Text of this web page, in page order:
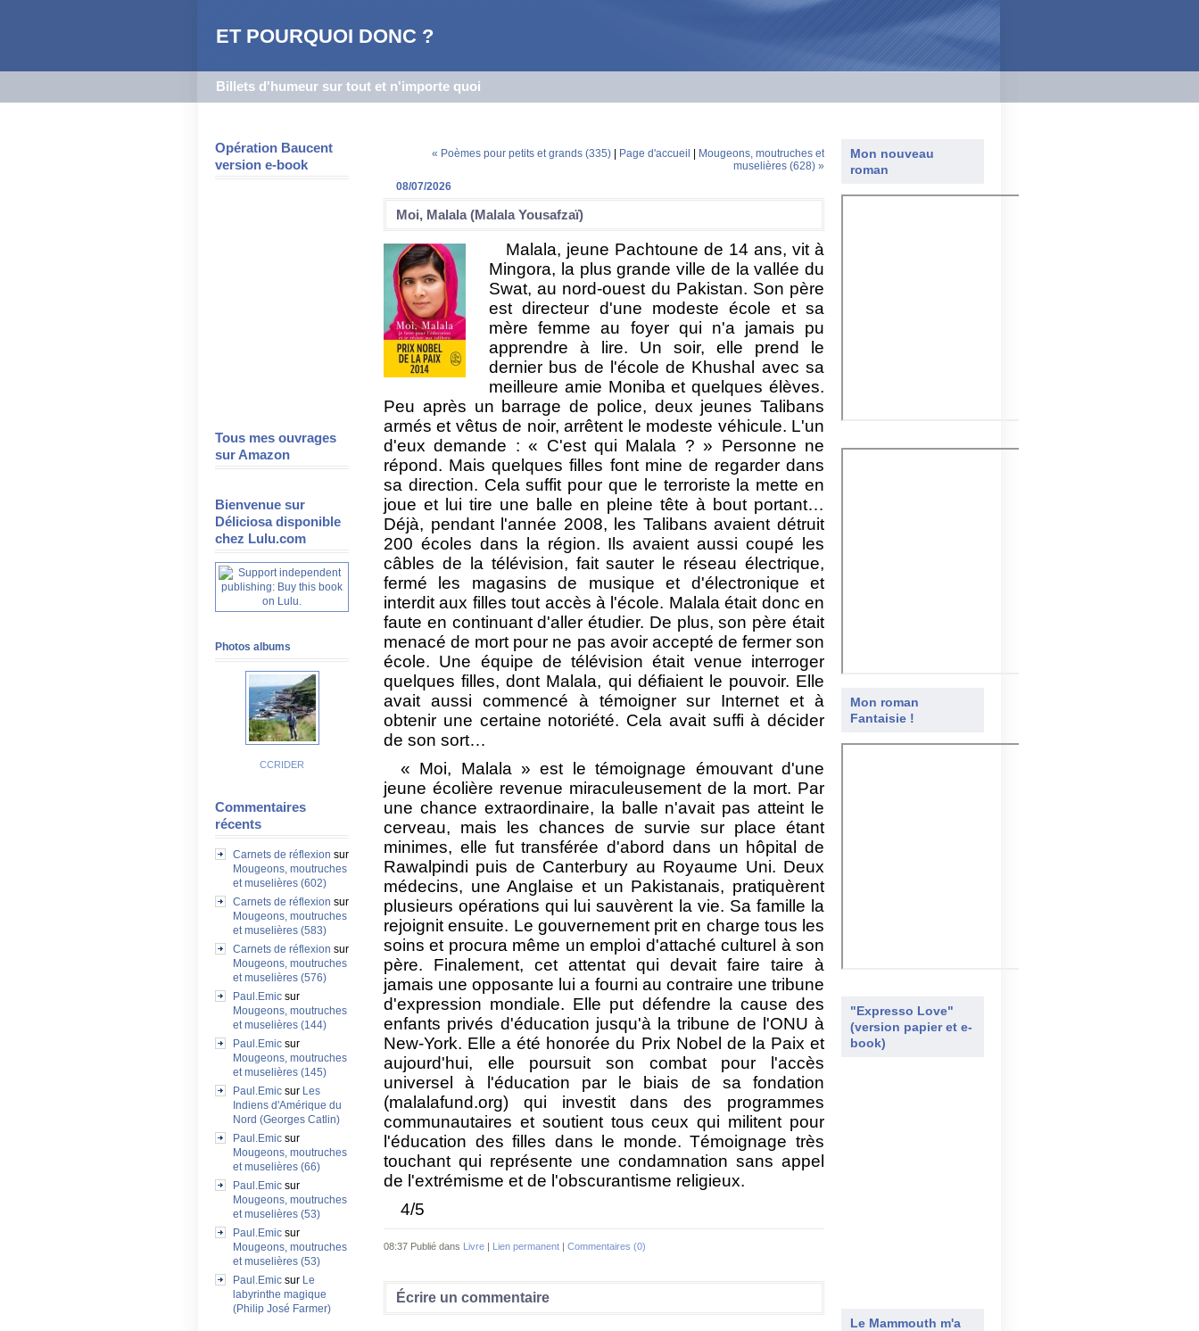
ET POURQUOI DONC ?
Billets d'humeur sur tout et n'importe quoi
Opération Baucent
version e-book
Tous mes ouvrages
sur Amazon
Bienvenue sur
Déliciosa disponible
chez Lulu.com
Photos albums
CCRIDER
Commentaires
récents
Carnets de réflexion sur
Mougeons, moutruches
et muselières (602)
Carnets de réflexion sur
Mougeons, moutruches
et muselières (583)
Carnets de réflexion sur
Mougeons, moutruches
et muselières (576)
Paul.Emic sur
Mougeons, moutruches
et muselières (144)
Paul.Emic sur
Mougeons, moutruches
et muselières (145)
Paul.Emic sur Les
Indiens d'Amérique du
Nord (Georges Catlin)
Paul.Emic sur
Mougeons, moutruches
et muselières (66)
Paul.Emic sur
Mougeons, moutruches
et muselières (53)
Paul.Emic sur
Mougeons, moutruches
et muselières (53)
Paul.Emic sur Le
labyrinthe magique
(Philip José Farmer)
Mon nouveau
roman
Mon roman
Fantaisie !
"Expresso Love"
(version papier et e-
book)
Le Mammouth m'a
« Poèmes pour petits et grands (335) Page d'accueil
Mougeons, moutruches et
muselières (628) »
08/07/2026
Moi, Malala (Malala Yousafzaï)
Malala, jeune Pachtoune de 14 ans, vit à
Mingora, la plus grande ville de la vallée du
Swat, au nord-ouest du Pakistan. Son père
est directeur d'une modeste école et sa
mère femme au foyer qui n'a jamais pu
apprendre à lire. Un soir, elle prend le
dernier bus de l'école de Khushal avec sa
meilleure amie Moniba et quelques élèves.
Peu après un barrage de police, deux jeunes Talibans
armés et vêtus de noir, arrêtent le modeste véhicule. L'un
d'eux demande : « C'est qui Malala ? » Personne ne
répond. Mais quelques filles font mine de regarder dans
sa direction. Cela suffit pour que le terroriste la mette en
joue et lui tire une balle en pleine tête à bout portant…
Déjà, pendant l'année 2008, les Talibans avaient détruit
200 écoles dans la région. Ils avaient aussi coupé les
câbles de la télévision, fait sauter le réseau électrique,
fermé les magasins de musique et d'électronique et
interdit aux filles tout accès à l'école. Malala était donc en
faute en continuant d'aller étudier. De plus, son père était
menacé de mort pour ne pas avoir accepté de fermer son
école. Une équipe de télévision était venue interroger
quelques filles, dont Malala, qui défiaient le pouvoir. Elle
avait aussi commencé à témoigner sur Internet et à
obtenir une certaine notoriété. Cela avait suffi à décider
de son sort…
« Moi, Malala » est le témoignage émouvant d'une
jeune écolière revenue miraculeusement de la mort. Par
une chance extraordinaire, la balle n'avait pas atteint le
cerveau, mais les chances de survie sur place étant
minimes, elle fut transférée d'abord dans un hôpital de
Rawalpindi puis de Canterbury au Royaume Uni. Deux
médecins, une Anglaise et un Pakistanais, pratiquèrent
plusieurs opérations qui lui sauvèrent la vie. Sa famille la
rejoignit ensuite. Le gouvernement prit en charge tous les
soins et procura même un emploi d'attaché culturel à son
père. Finalement, cet attentat qui devait faire taire à
jamais une opposante lui a fourni au contraire une tribune
d'expression mondiale. Elle put défendre la cause des
enfants privés d'éducation jusqu'à la tribune de l'ONU à
New-York. Elle a été honorée du Prix Nobel de la Paix et
aujourd'hui, elle poursuit son combat pour l'accès
universel à l'éducation par le biais de sa fondation
(malalafund.org) qui investit dans des programmes
communautaires et soutient tous ceux qui militent pour
l'éducation des filles dans le monde. Témoignage très
touchant qui représente une condamnation sans appel
de l'extrémisme et de l'obscurantisme religieux.
4/5
08:37 Publié dans Livre | Lien permanent | Commentaires (0)
Écrire un commentaire